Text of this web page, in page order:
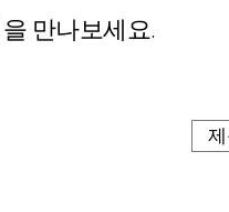
만나보세요.